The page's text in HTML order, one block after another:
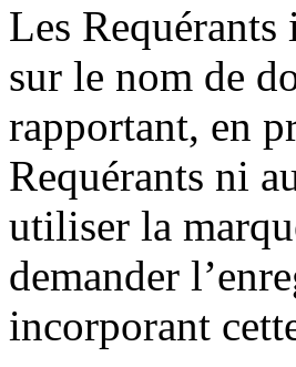
Les
sur le nom de
rapportant, en
Requérants ni
utiliser la
demander
incorporant